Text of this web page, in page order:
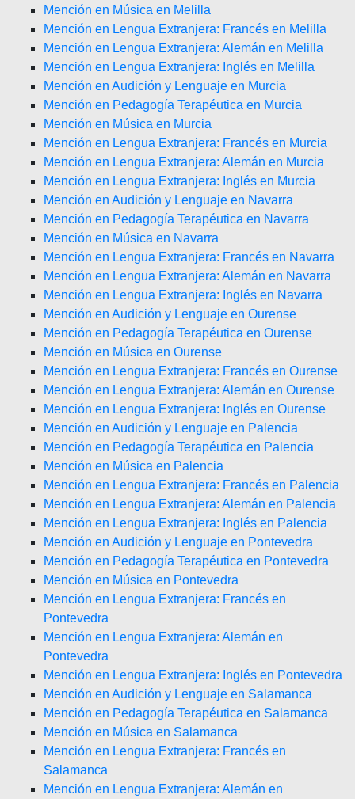
Mención en Música en Melilla
Mención en Lengua Extranjera: Francés en Melilla
Mención en Lengua Extranjera: Alemán en Melilla
Mención en Lengua Extranjera: Inglés en Melilla
Mención en Audición y Lenguaje en Murcia
Mención en Pedagogía Terapéutica en Murcia
Mención en Música en Murcia
Mención en Lengua Extranjera: Francés en Murcia
Mención en Lengua Extranjera: Alemán en Murcia
Mención en Lengua Extranjera: Inglés en Murcia
Mención en Audición y Lenguaje en Navarra
Mención en Pedagogía Terapéutica en Navarra
Mención en Música en Navarra
Mención en Lengua Extranjera: Francés en Navarra
Mención en Lengua Extranjera: Alemán en Navarra
Mención en Lengua Extranjera: Inglés en Navarra
Mención en Audición y Lenguaje en Ourense
Mención en Pedagogía Terapéutica en Ourense
Mención en Música en Ourense
Mención en Lengua Extranjera: Francés en Ourense
Mención en Lengua Extranjera: Alemán en Ourense
Mención en Lengua Extranjera: Inglés en Ourense
Mención en Audición y Lenguaje en Palencia
Mención en Pedagogía Terapéutica en Palencia
Mención en Música en Palencia
Mención en Lengua Extranjera: Francés en Palencia
Mención en Lengua Extranjera: Alemán en Palencia
Mención en Lengua Extranjera: Inglés en Palencia
Mención en Audición y Lenguaje en Pontevedra
Mención en Pedagogía Terapéutica en Pontevedra
Mención en Música en Pontevedra
Mención en Lengua Extranjera: Francés en
Pontevedra
Mención en Lengua Extranjera: Alemán en
Pontevedra
Mención en Lengua Extranjera: Inglés en Pontevedra
Mención en Audición y Lenguaje en Salamanca
Mención en Pedagogía Terapéutica en Salamanca
Mención en Música en Salamanca
Mención en Lengua Extranjera: Francés en
Salamanca
Mención en Lengua Extranjera: Alemán en